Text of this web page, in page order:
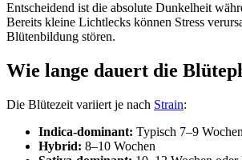
Entscheidend ist die absolute Dunkelheit
Bereits kleine Lichtlecks können Stress
Blütenbildung stören.
Wie lange dauert die
Die Blütezeit variiert je nach Strain:
Indica-dominant: Typisch 7–9 Wochen
Hybrid: 8–10 Wochen